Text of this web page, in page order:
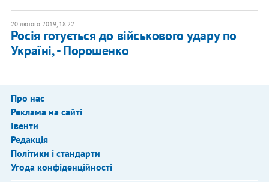
20 лютого 2019, 18:22
Росія готується до військового удару по
Україні, - Порошенко
Про нас
Реклама на сайті
Івенти
Редакція
Політики і стандарти
Угода конфіденційності